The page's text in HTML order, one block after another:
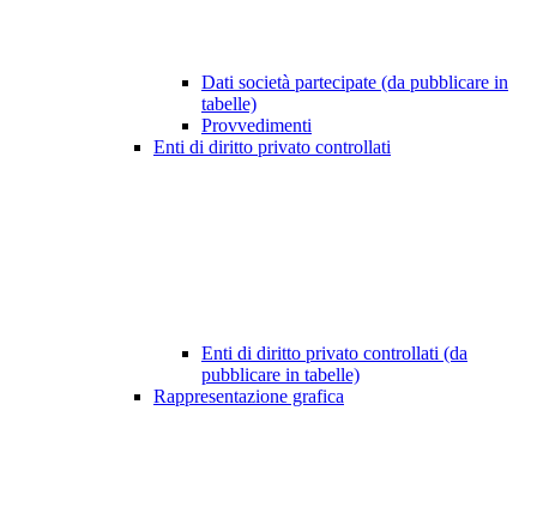
Dati società partecipate (da pubblicare in
tabelle)
Provvedimenti
Enti di diritto privato controllati
Enti di diritto privato controllati (da
pubblicare in tabelle)
Rappresentazione grafica